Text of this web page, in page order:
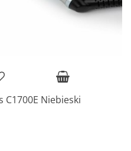
C1700E Niebieski